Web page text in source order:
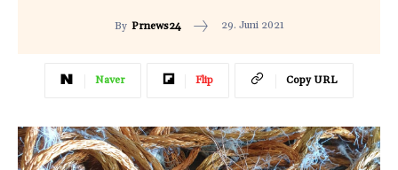
By Prnews24 29. Juni 2021
Naver Flip Copy URL